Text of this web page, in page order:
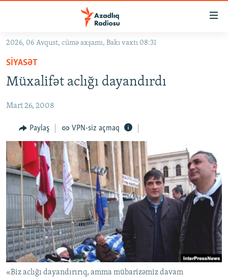
Əsas
qayıt
Əsas
qayıt
GÜNDƏM
#İZAHLA
#ƏSLINDƏ
FƏRQƏ BAX
QANUNI DOĞRU
ARAŞDIRMA
MULTIMEDIA
VIDEO
FOTOQALEREYA
İNFOQRAFIKA
KARIKATURA
RADIO ARXIV
OXU ZALI
AZƏRBAYCAN ƏDƏBIYYATI KITABXANASI
İSLAM VƏ DEMOKRATIYA
İZ - MƏDƏNIYYƏT PROQRAMI
HAQQIMIZDA
MISSIYAMIZ
PEŞƏ ETIKASI VƏ JURNALISTIKA STANDARTLARIMIZ
MATERIALLARIMIZDAN ISTIFADƏ
BIZI IZLƏ
2026, 06 Avqust, cümə axşamı, Bakı vaxtı 08:31
SIYASƏT
Müxalifət aclığı dayandırdı
Mart 26, 2008
Paylaş VPN-siz açmaq
«Biz aclığı dayandırırıq, amma mübarizəmiz davam